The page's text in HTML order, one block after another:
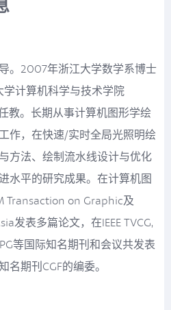
。2007年浙江大学数学系博士
计算机科学与技术学院
教。长期从事计算机图形学绘
作，在快速/实时全局光照明绘
方法、绘制流水线设计与优化
水平的研究成果。在计算机图
Transaction on Graphic及
发表多篇论文，在IEEE TVCG,
PG等国际知名期刊和会议共发表
期刊CGF的编委。